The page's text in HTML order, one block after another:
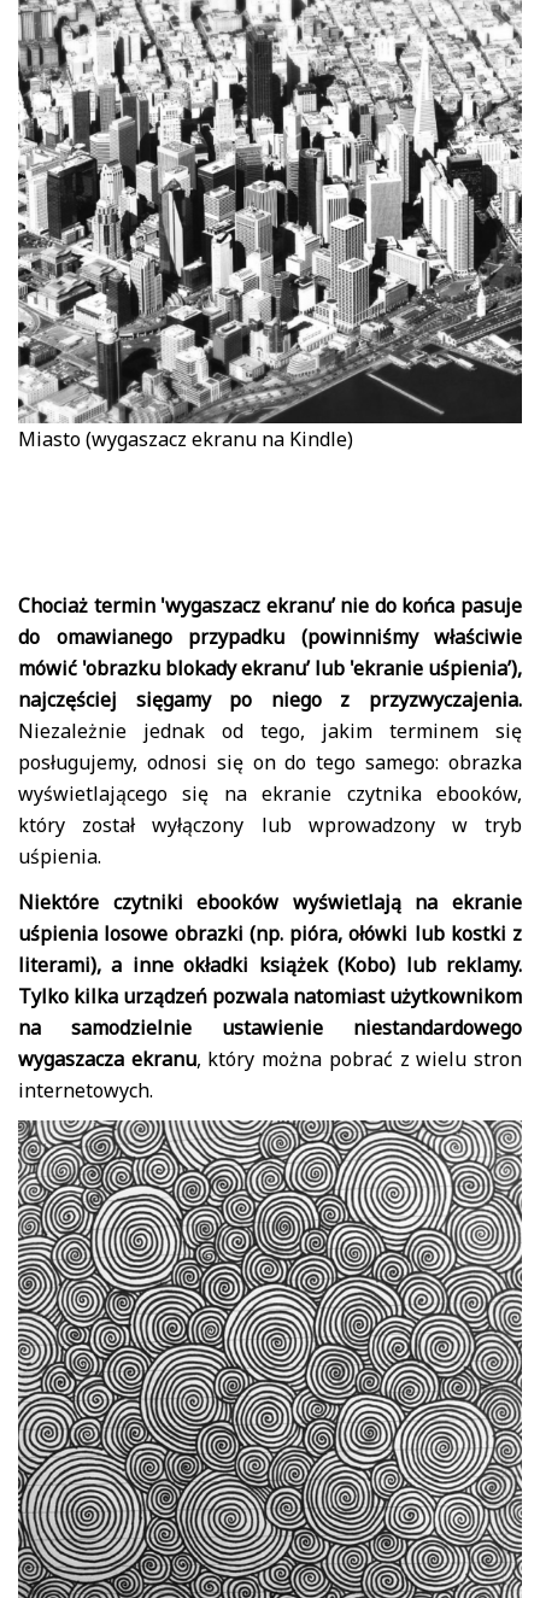
Miasto (wygaszacz ekranu na Kindle)
Chociaż termin 'wygaszacz ekranu’ nie do końca pasuje
do omawianego przypadku (powinniśmy właściwie
mówić 'obrazku blokady ekranu’ lub 'ekranie uśpienia’),
najczęściej sięgamy po niego z przyzwyczajenia.
Niezależnie jednak od tego, jakim terminem się
posługujemy, odnosi się on do tego samego: obrazka
wyświetlającego się na ekranie czytnika ebooków,
który został wyłączony lub wprowadzony w tryb
uśpienia.
Niektóre czytniki ebooków wyświetlają na ekranie
uśpienia losowe obrazki (np. pióra, ołówki lub kostki z
literami), a inne okładki książek (Kobo) lub reklamy.
Tylko kilka urządzeń pozwala natomiast użytkownikom
na samodzielnie ustawienie niestandardowego
wygaszacza ekranu, który można pobrać z wielu stron
internetowych.